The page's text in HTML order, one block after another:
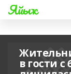
Яйыҡ
в гости